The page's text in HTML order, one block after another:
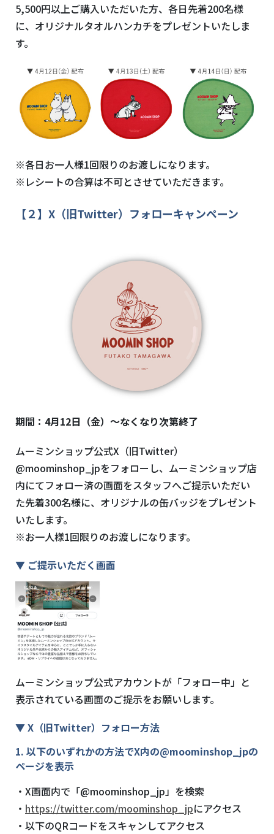
5,500円以上ご購入いただいた方、各日先着200名様
に、オリジナルタオルハンカチをプレゼントいたしま
す。
※各日お一人様1回限りのお渡しになります。
※レシートの合算は不可とさせていただきます。
【２】 X （旧Twitter）フォローキャンペーン
期間： 4月12日（金）～なくなり次第終了
ムーミンショップ公式X （旧Twitter）
@moominshop_jpをフォローし、ムーミンショップ店
内にてフォロー済の画面をスタッフへご提示いただい
た先着300名様に、オリジナルの缶バッジをプレゼント
いたします。
※お一人様1回限りのお渡しになります。
▼ ご提示いただく画面
ムーミンショップ公式アカウントが「フォロー中」と
表示されている画面のご提示をお願いします。
▼ X（旧Twitter）フォロー方法
1. 以下のいずれかの方法でX内の@moominshop_jpの
ページを表示
・X画面内で「@moominshop_jp」を検索
・ https://twitter.com/moominshop_jpにアクセス
・以下のQRコードをスキャンしてアクセス